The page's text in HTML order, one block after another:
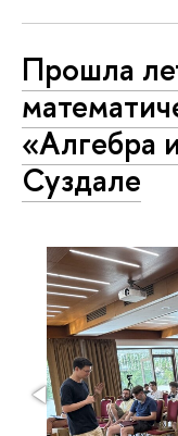
Прошла
«Алгебра
Суздале